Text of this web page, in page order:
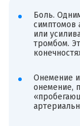
Боль.
симптомов
или
тромбом.
Онемение
онемение,